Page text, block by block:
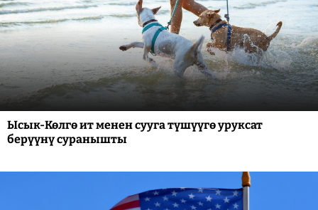
Ысык-Көлгө ит менен сууга түшүүгө уруксат
берүүнү суранышты